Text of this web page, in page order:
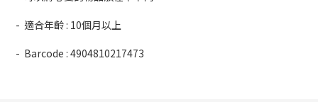
- 適合年齡 : 10個月以上
- Barcode : 4904810217473